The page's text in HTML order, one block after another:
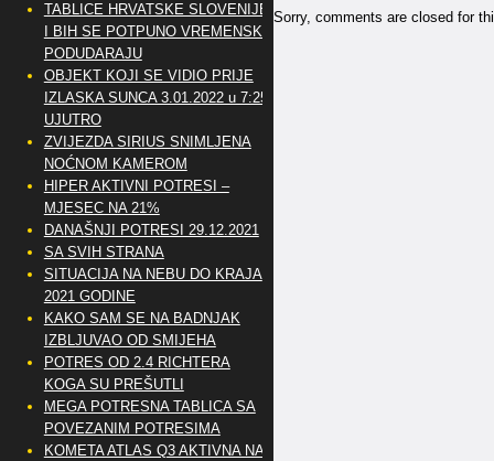
Sorry, comments are closed for
TABLICE HRVATSKE SLOVENIJE
I BIH SE POTPUNO VREMENSKI
PODUDARAJU
OBJEKT KOJI SE VIDIO PRIJE
IZLASKA SUNCA 3.01.2022 u 7:25
UJUTRO
ZVIJEZDA SIRIUS SNIMLJENA
NOĆNOM KAMEROM
HIPER AKTIVNI POTRESI –
MJESEC NA 21%
DANAŠNJI POTRESI 29.12.2021
SA SVIH STRANA
SITUACIJA NA NEBU DO KRAJA
2021 GODINE
KAKO SAM SE NA BADNJAK
IZBLJUVAO OD SMIJEHA
POTRES OD 2.4 RICHTERA
KOGA SU PREŠUTLI
MEGA POTRESNA TABLICA SA
POVEZANIM POTRESIMA
KOMETA ATLAS Q3 AKTIVNA NA